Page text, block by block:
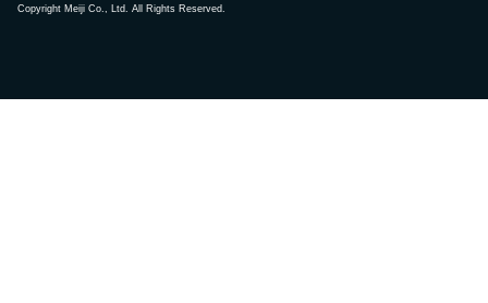
Copyright Meiji Co., Ltd. All Rights Reserved.